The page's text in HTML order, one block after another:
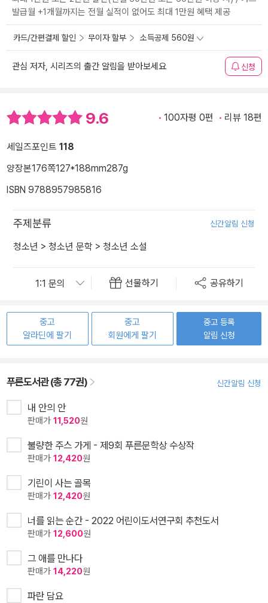
발급월 +1개월까지는 전월 실적이 없어도 최대 1만원 혜택 제공
카드/간편결제 할인 무이자 할부 소득공제 560원
관심 저자, 시리즈의 출간 알림을 받아보세요 신청
9.6 100자평 0편 리뷰 18편
세일즈포인트 118
양장본176쪽127*188mm287g
ISBN 9788957985816
주제분류 신간알림 신청
청소년 > 청소년 문학 > 청소년 소설
선물하기 공유하기
중고
알라딘에 팔기
중고
회원에게 팔기
중고 등록
알림 신청
푸른도서관 (총 77권) 신간알림 신청
내 안의 안
판매가 11,520원
불량한 주스 가게 - 제9회 푸른문학상 수상작
판매가 12,420원
기린이 사는 골목
판매가 12,420원
너를 읽는 순간 - 2022 어린이도서연구회 추천도서
판매가 12,600원
그 애를 만나다
판매가 14,220원
파란 담요